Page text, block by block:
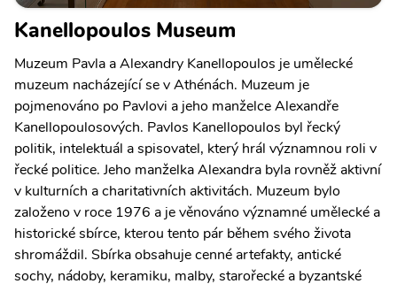
Kanellopoulos Museum
Muzeum Pavla a Alexandry Kanellopoulos je umělecké
muzeum nacházející se v Athénách. Muzeum je
pojmenováno po Pavlovi a jeho manželce Alexandře
Kanellopoulosových. Pavlos Kanellopoulos byl řecký
politik, intelektuál a spisovatel, který hrál významnou roli v
řecké politice. Jeho manželka Alexandra byla rovněž aktivní
v kulturních a charitativních aktivitách. Muzeum bylo
založeno v roce 1976 a je věnováno významné umělecké a
historické sbírce, kterou tento pár během svého života
shromáždil. Sbírka obsahuje cenné artefakty, antické
sochy, nádoby, keramiku, malby, starořecké a byzantské